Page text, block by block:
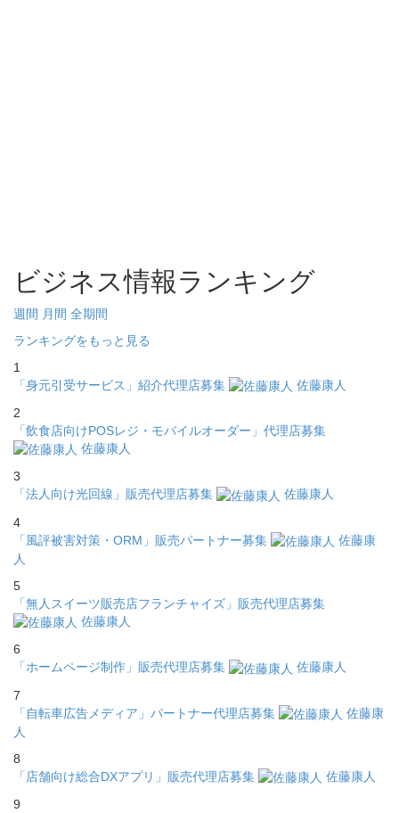
ビジネス情報ランキング
週間 月間 全期間
ランキングをもっと見る
1
「身元引受サービス」紹介代理店募集
佐藤康人
2
「飲食店向けPOSレジ・モバイルオーダー」代理店募集
佐藤康人
3
「法人向け光回線」販売代理店募集
佐藤康人
4
「風評被害対策・ORM」販売パートナー募集
佐藤康
人
5
「無人スイーツ販売店フランチャイズ」販売代理店募集
佐藤康人
6
「ホームページ制作」販売代理店募集
佐藤康人
7
「自転車広告メディア」パートナー代理店募集
佐藤康
人
8
「店舗向け総合DXアプリ」販売代理店募集
佐藤康人
9